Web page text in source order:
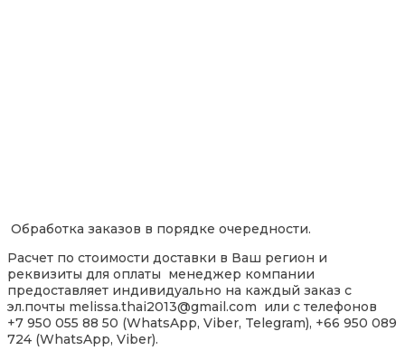
Обработка заказов в порядке очередности.
Расчет по стоимости доставки в Ваш регион и
реквизиты для оплаты менеджер компании
предоставляет индивидуально на каждый заказ с
эл.почты melissa.thai2013@gmail.com или с телефонов
+7 950 055 88 50 (WhatsApp, Viber, Telegram), +66 950 089
724 (WhatsApp, Viber).